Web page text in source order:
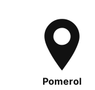
Pomerol